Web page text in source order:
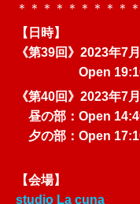
＊＊＊＊＊＊＊＊＊
【日時】
《第39回》2023年7
Open 19:10 /
《第40回》2023年7
昼の部：Open
夕の部：Open
【会場】
studio La cuna